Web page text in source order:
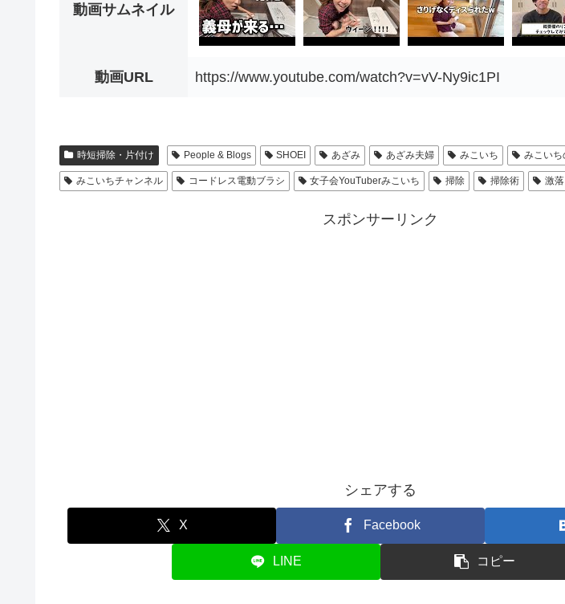
動画サムネイル
動画URL https://www.youtube.com/watch?v=vV-Ny9ic1PI
時短掃除・片付け People & Blogs SHOEI あざみ あざみ夫婦 みこいち みこいち
みこいちチャンネル コードレス電動ブラシ 女子会YouTuberみこいち 掃除 掃除術 激
スポンサーリンク
シェアする
X Facebook
LINE コピー